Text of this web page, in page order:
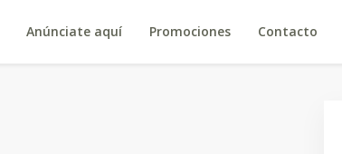
Anúnciate aquí Promociones Contacto